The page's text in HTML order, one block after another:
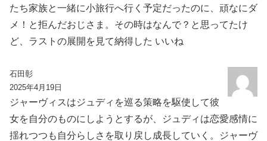
たち家族と一緒に小旅行へ行く予定だったのに、頑なにダ
メ！と拒んだおじさま。その時はなんで？と思ってたけ
ど、ラストの展開を見て納得した いいね
石田彰
2025年4月19日
ジャーヴィスはジュディを巡る策略を駆使して彼
女を自分のものにしようとするが、ジュディは恋愛感情に
揺れつつも自分らしさを取り戻し成長していく。ジャーヴ